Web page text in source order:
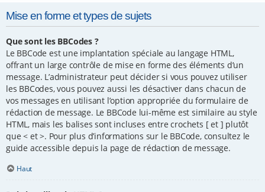
Mise en forme et types de sujets
Que sont les BBCodes ?
Le BBCode est une implantation spéciale au langage HTML,
offrant un large contrôle de mise en forme des éléments d’un
message. L’administrateur peut décider si vous pouvez utiliser
les BBCodes, vous pouvez aussi les désactiver dans chacun de
vos messages en utilisant l’option appropriée du formulaire de
rédaction de message. Le BBCode lui-même est similaire au style
HTML, mais les balises sont incluses entre crochets [ et ] plutôt
que < et >. Pour plus d’informations sur le BBCode, consultez le
guide accessible depuis la page de rédaction de message.
Haut